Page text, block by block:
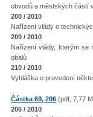
obvodů a městských částí
208 / 2010
Nařízení vlády o
209 / 2010
Nařízení vlády, kterým se
obalů
210 / 2010
Vyhláška o provedení
Částka 69, 206 (pdf, 7,77
206 / 2010